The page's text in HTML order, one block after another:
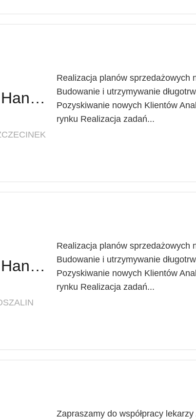
Regionalny Przedstawiciel Handlowy (K/M)
Realizacja planów sprzedażowych
Budowanie i utrzymywanie
Pozyskiwanie nowych Klientów
rynku Realizacja zadań...
Regionalny Przedstawiciel Handlowy (K/M)
Realizacja planów sprzedażowych
Budowanie i utrzymywanie
Pozyskiwanie nowych Klientów
rynku Realizacja zadań...
Zapraszamy do współpracy